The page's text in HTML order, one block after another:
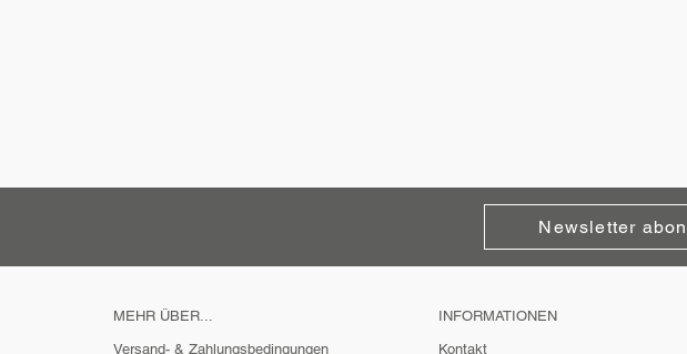
Newsletter
MEHR ÜBER...
Versand- & Zahlungsbedingungen
INFORMATIONEN
Kontakt